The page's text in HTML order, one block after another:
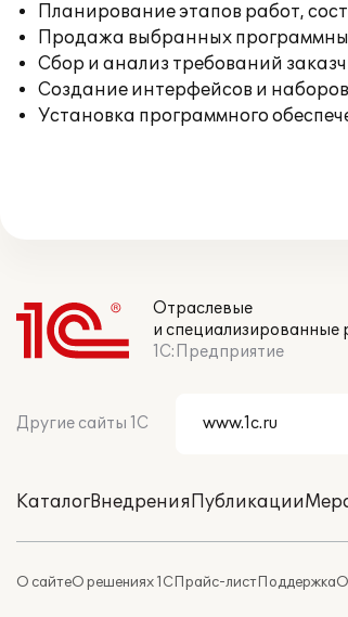
Планирование этапов работ,
Продажа выбранных
Сбор и анализ требований
Создание интерфейсов и
Установка программного
Отраслевые
и специализированные
1С:Предприятие
Другие сайты 1С
КаталогВнедренияПубликации
О сайтеО решениях 1СПрайс-листПоддержка